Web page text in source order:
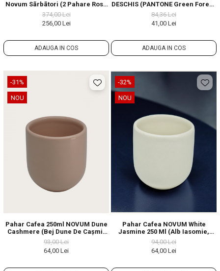
Novum Sãrbãtori (2 Pahare Rosii
Mat 250ml, 2 Pahare Verzi Mentã
Mat 250ml)
374,00 Lei
256,00 Lei
ADAUGA IN COS
DESCHIS (PANTONE Green Forest,
250ML) GRESIE GLAZURATÃ
MANUAL
84,36 Lei
41,00 Lei
ADAUGA IN COS
-31%
NOU
Pahar Cafea 250ml NOVUM Dune
Cashmere (Bej Dune De Cașmir
Lucios) Gresie Ceramică
Glazurată Manual
93,00 Lei
64,00 Lei
-32%
NOU
Pahar Cafea NOVUM White
Jasmine 250 Ml (Alb Iasomie,
Lapte, Vanilie, Lucios) Gresie
Ceramică Glazurată Manual
94,00 Lei
64,00 Lei